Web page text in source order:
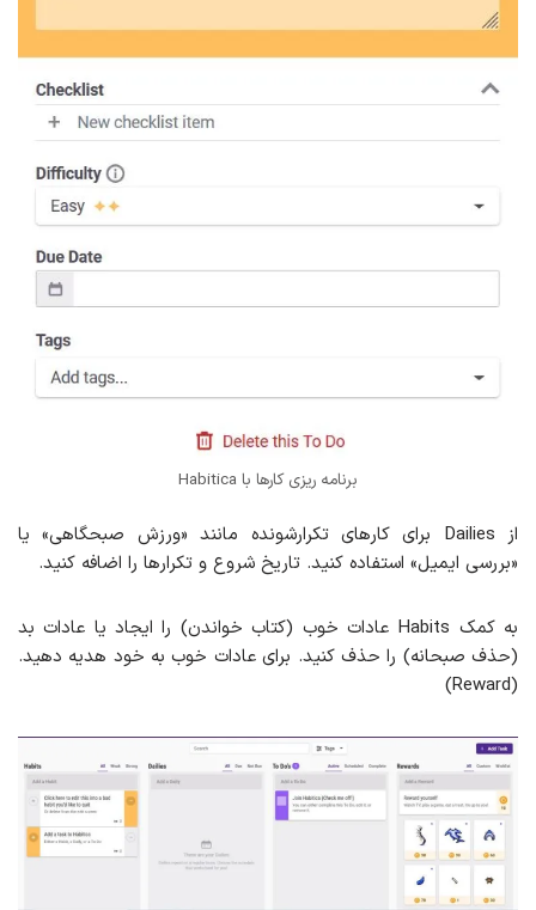
برنامه ریزی کارها با Habitica
از Dailies برای کارهای تکرارشونده مانند «ورزش صبحگاهی» یا
«بررسی ایمیل» استفاده کنید. تاریخ شروع و تکرارها را اضافه کنید.
به کمک Habits عادات خوب (کتاب خواندن) را ایجاد یا عادات بد
(حذف صبحانه) را حذف کنید. برای عادات خوب به خود هدیه دهید.
(Reward)